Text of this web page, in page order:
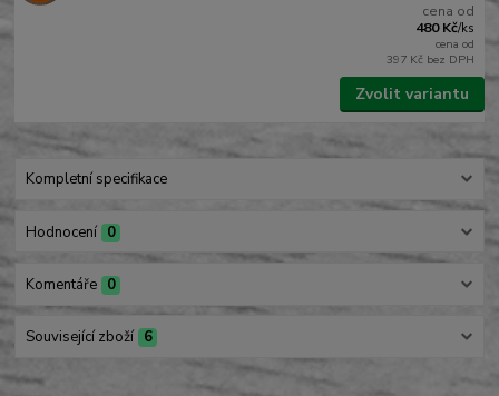
cena od
480 Kč/ks
cena od
397 Kč bez DPH
Zvolit variantu
Kompletní specifikace
Hodnocení 0
Komentáře 0
Související zboží 6